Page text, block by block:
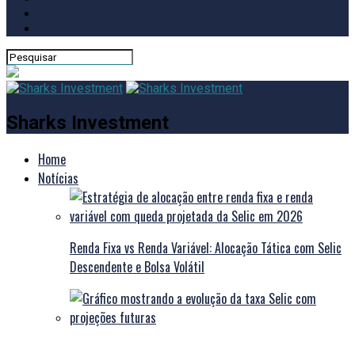
Sharks Investment
Home
Notícias
Renda Fixa vs Renda Variável: Alocação Tática com Selic
Descendente e Bolsa Volátil